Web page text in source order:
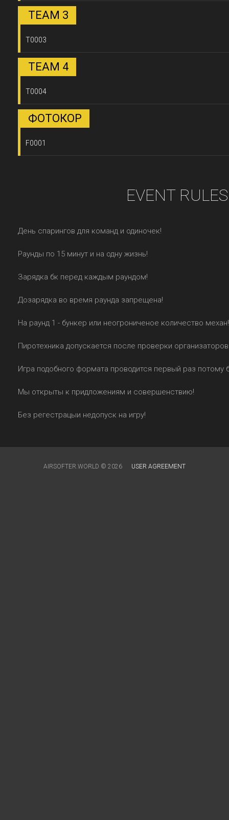
TEAM 3
T0003
TEAM 4
T0004
ФОТОКОР
F0001
EVENT
День спарингов для команд и одиночек!
Раунды по 15 минут и на одну жизнь!
Зарядка бк перед каждым раундом!
Дозарядка во время раунда запрещена!
На раунд 1 - бункер или неогрониченое количество механ!
Пиротехника допускается после проверки
Игра подобного формата проводится первый раз потому
Мы открыты к придложениям и совершенствию!
Без регестрацыи недопуск на игру!
AIRSOFTER.WORLD © 2026 USER AGREEMENT